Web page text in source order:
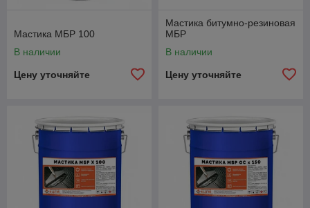
Мастика МБР 100
В наличии
Цену уточняйте
Мастика битумно-резиновая
МБР
В наличии
Цену уточняйте